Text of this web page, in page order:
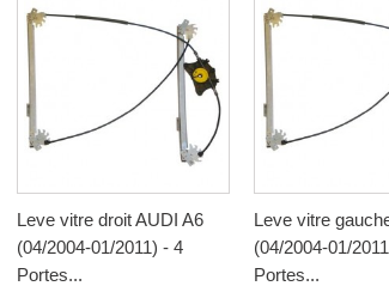
Leve vitre droit AUDI A6
(04/2004-01/2011) - 4
Portes...
Leve vitre
(04/2004-01/
Portes...